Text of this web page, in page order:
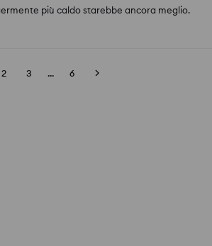
più caldo starebbe ancora meglio.
2 3 ... 6